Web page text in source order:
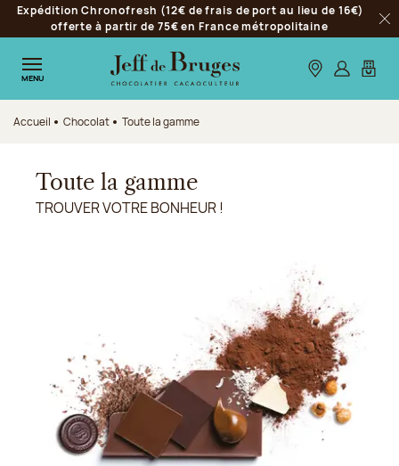
Aller à la navigation
Aller au contenu principal
Aller au pied de page
Expédition Chronofresh (12€ de frais de port au lieu de 16€)
offerte à partir de 75€ en France métropolitaine
MENU Nos boutiques
S’identifier
Mon
Accueil Chocolat Toute la gamme
Toute la gamme
TROUVER VOTRE BONHEUR !